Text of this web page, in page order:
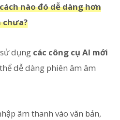
nào đó dễ dàng hơn
chưa?
dụng các công cụ AI mới
dễ dàng phiên âm âm
âm thanh vào văn bản,